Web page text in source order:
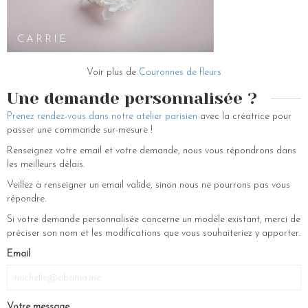
CARRIE
Voir plus de Couronnes de fleurs
Une demande personnalisée ?
Prenez rendez-vous dans notre atelier parisien avec la créatrice pour
passer une commande sur-mesure !
Renseignez votre email et votre demande, nous vous répondrons dans
les meilleurs délais.
Veillez à renseigner un email valide, sinon nous ne pourrons pas vous
répondre.
Si votre demande personnalisée concerne un modèle existant, merci de
préciser son nom et les modifications que vous souhaiteriez y apporter.
If
are
Email